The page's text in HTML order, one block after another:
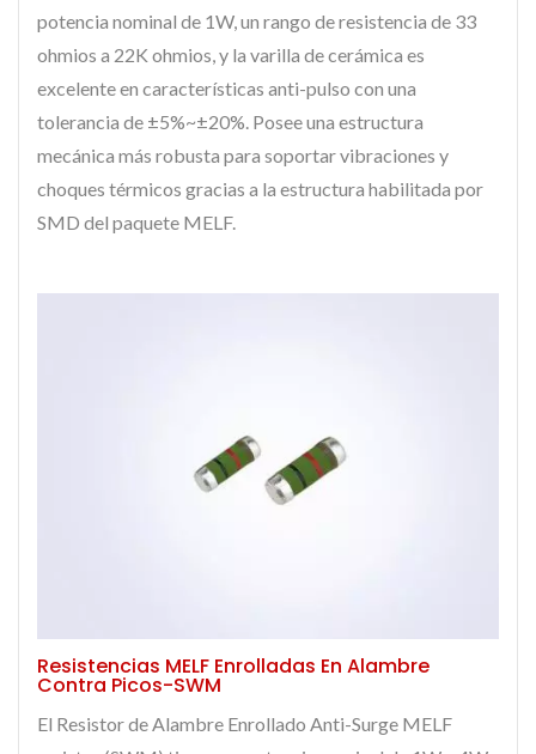
potencia nominal de 1W, un rango de resistencia de 33
ohmios a 22K ohmios, y la varilla de cerámica es
excelente en características anti-pulso con una
tolerancia de ±5%~±20%. Posee una estructura
mecánica más robusta para soportar vibraciones y
choques térmicos gracias a la estructura habilitada por
SMD del paquete MELF.
Resistencias MELF Enrolladas En Alambre
Contra Picos-SWM
El Resistor de Alambre Enrollado Anti-Surge MELF